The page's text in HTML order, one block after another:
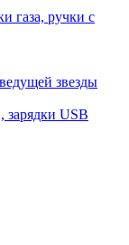
газа, ручки с
звезды
зарядки USB